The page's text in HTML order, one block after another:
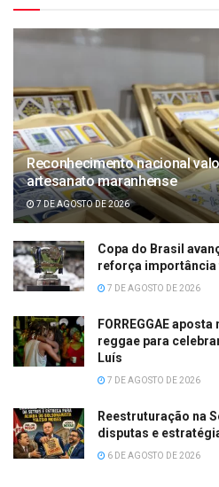
Reconhecimento nacional
artesanato maranhense
7 DE AGOSTO DE 2026
Copa do Brasil
reforça importância
7 DE AGOSTO DE 2026
FORREGGAE
reggae para
Luís
7 DE AGOSTO DE 2026
Reestruturação na
disputas e
6 DE AGOSTO DE 2026